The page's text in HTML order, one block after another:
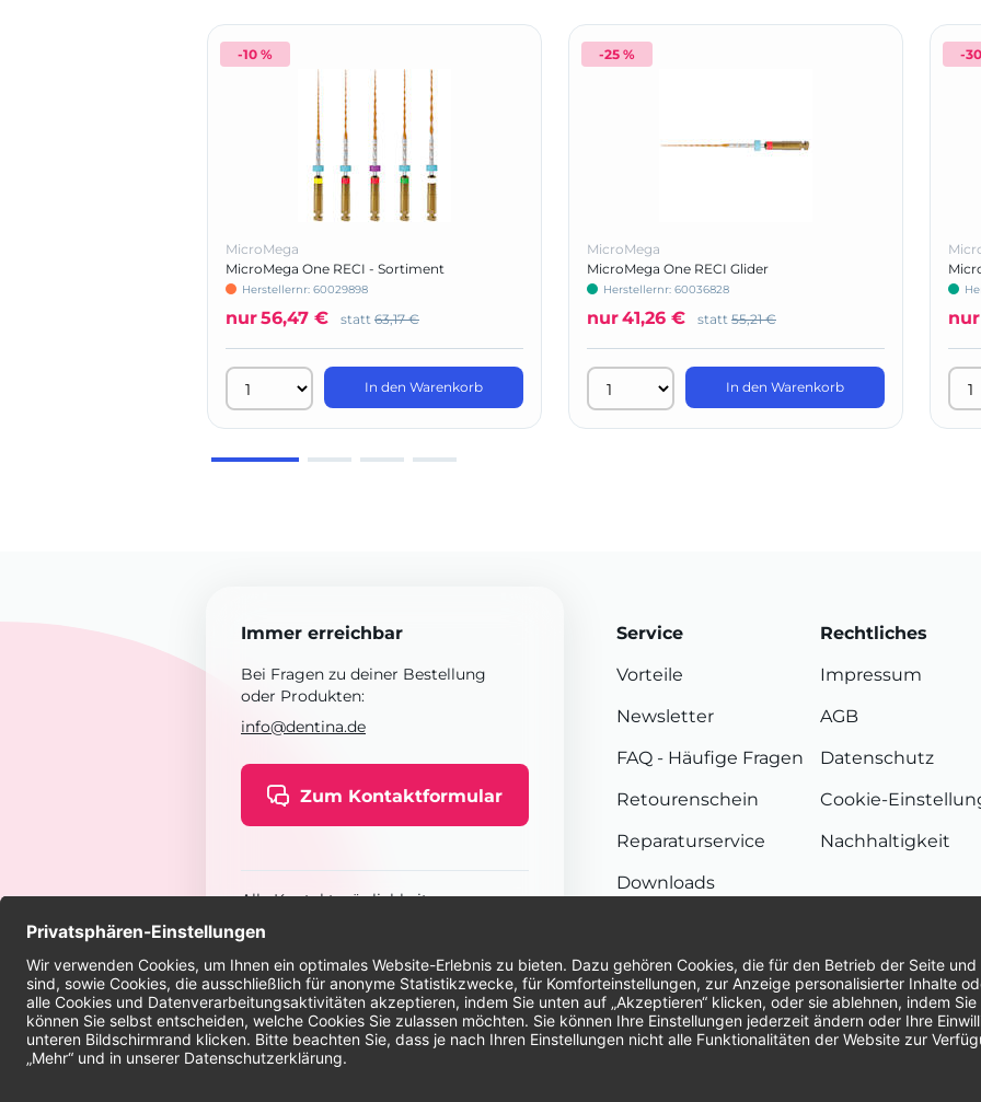
-10 %
MicroMega
MicroMega One RECI - Sortiment
Herstellernr: 60029898
nur56,47 € statt 63,17 €
In den Warenkorb
-25 %
MicroMega
MicroMega One RECI Glider
Herstellernr: 60036828
nur41,26 € statt 55,21 €
In den Warenkorb
-
nur
Immer erreichbar
Bei Fragen zu deiner Bestellung
oder Produkten:
info@dentina.de
Zum Kontaktformular
Alle Kontaktmöglichkeiten
Service
Vorteile
Newsletter
FAQ - Häufige Fragen
Retourenschein
Reparaturservice
Downloads
Rechtliches
Impressum
AGB
Datenschutz
Cookie-
Nachhaltigkeit